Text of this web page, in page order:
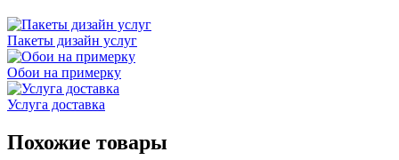
Пакеты дизайн услуг
Обои на примерку
Услуга доставка
Похожие товары